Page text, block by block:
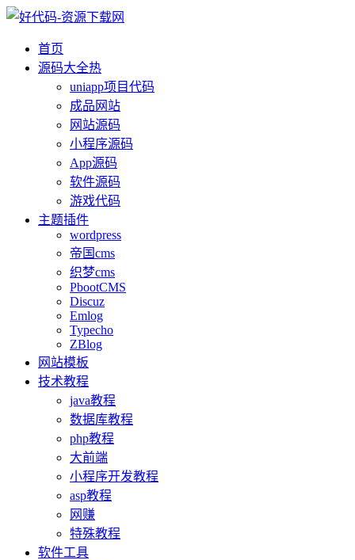
首页
源码大全热
uniapp项目代码
成品网站
网站源码
小程序源码
App源码
软件源码
游戏代码
主题插件
wordpress
帝国cms
织梦cms
PbootCMS
Discuz
Emlog
Typecho
ZBlog
网站模板
技术教程
java教程
数据库教程
php教程
大前端
小程序开发教程
asp教程
网赚
特殊教程
软件工具